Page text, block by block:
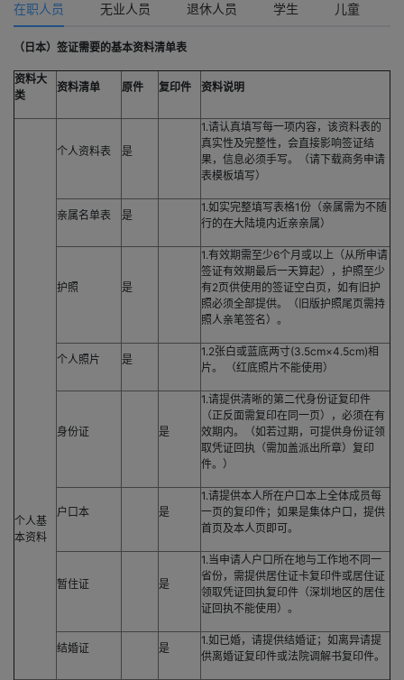
在职人员 无业人员 退休人员 学生 儿童
（日本）签证需要的基本资料清单表
资料大
类
资料清单 原件 复印件 资料说明
个人基
本资料
个人资料表 是
1.请认真填写每一项内容，该资料表的
真实性及完整性，会直接影响签证结
果，信息必须手写。（请下载商务申请
表模板填写）
亲属名单表 是
1.如实完整填写表格1份（亲属需为不随
行的在大陆境内近亲亲属）
护照 是
1.有效期需至少6个月或以上（从所申请
签证有效期最后一天算起），护照至少
有2页供使用的签证空白页，如有旧护
照必须全部提供。（旧版护照尾页需持
照人亲笔签名）。
个人照片 是
1.2张白或蓝底两寸(3.5cm×4.5cm)相
片。 （红底照片不能使用）
身份证 是
1.请提供清晰的第二代身份证复印件
（正反面需复印在同一页），必须在有
效期内。（如若过期，可提供身份证领
取凭证回执（需加盖派出所章）复印
件。）
户口本 是
1.请提供本人所在户口本上全体成员每
一页的复印件；如果是集体户口，提供
首页及本人页即可。
暂住证 是
1.当申请人户口所在地与工作地不同一
省份，需提供居住证卡复印件或居住证
领取凭证回执复印件（深圳地区的居住
证回执不能使用）。
结婚证 是
1.如已婚，请提供结婚证；如离异请提
供离婚证复印件或法院调解书复印件。